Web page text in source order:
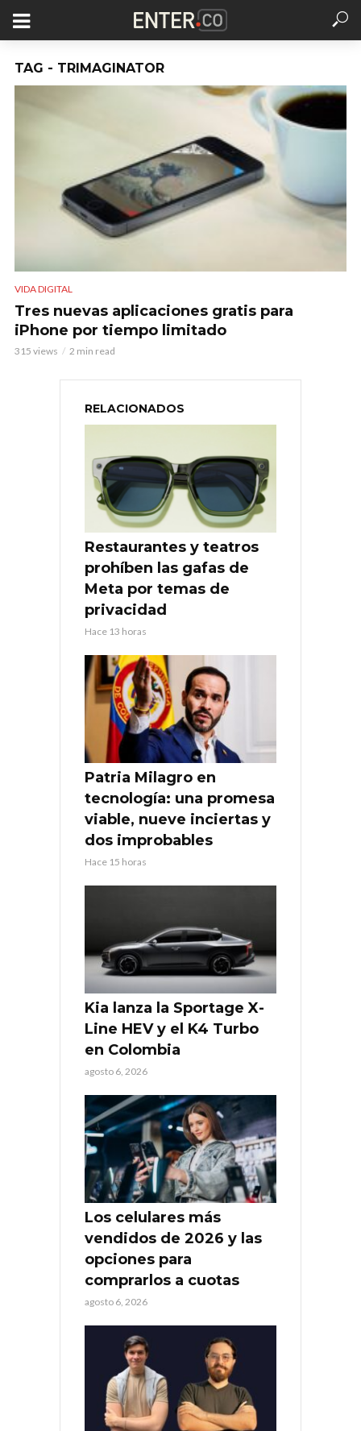
TAG - TRIMAGINATOR
VIDA DIGITAL
Tres nuevas aplicaciones gratis para
iPhone por tiempo limitado
315 views 2 min read
RELACIONADOS
Restaurantes y teatros
prohíben las gafas de
Meta por temas de
privacidad
Hace 13 horas
Patria Milagro en
tecnología: una promesa
viable, nueve inciertas y
dos improbables
Hace 15 horas
Kia lanza la Sportage X-
Line HEV y el K4 Turbo
en Colombia
agosto 6, 2026
Los celulares más
vendidos de 2026 y las
opciones para
comprarlos a cuotas
agosto 6, 2026